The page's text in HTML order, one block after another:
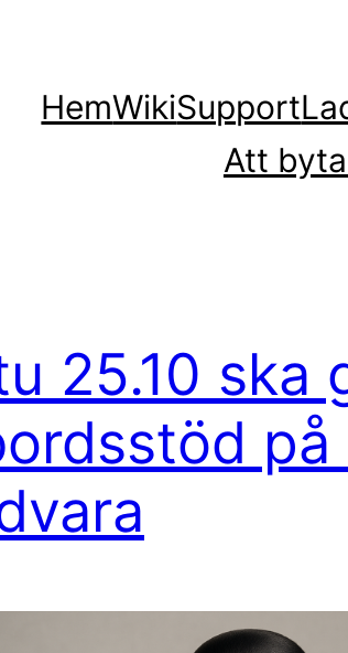
HemWikiSupport
Att
25.10 ska
på